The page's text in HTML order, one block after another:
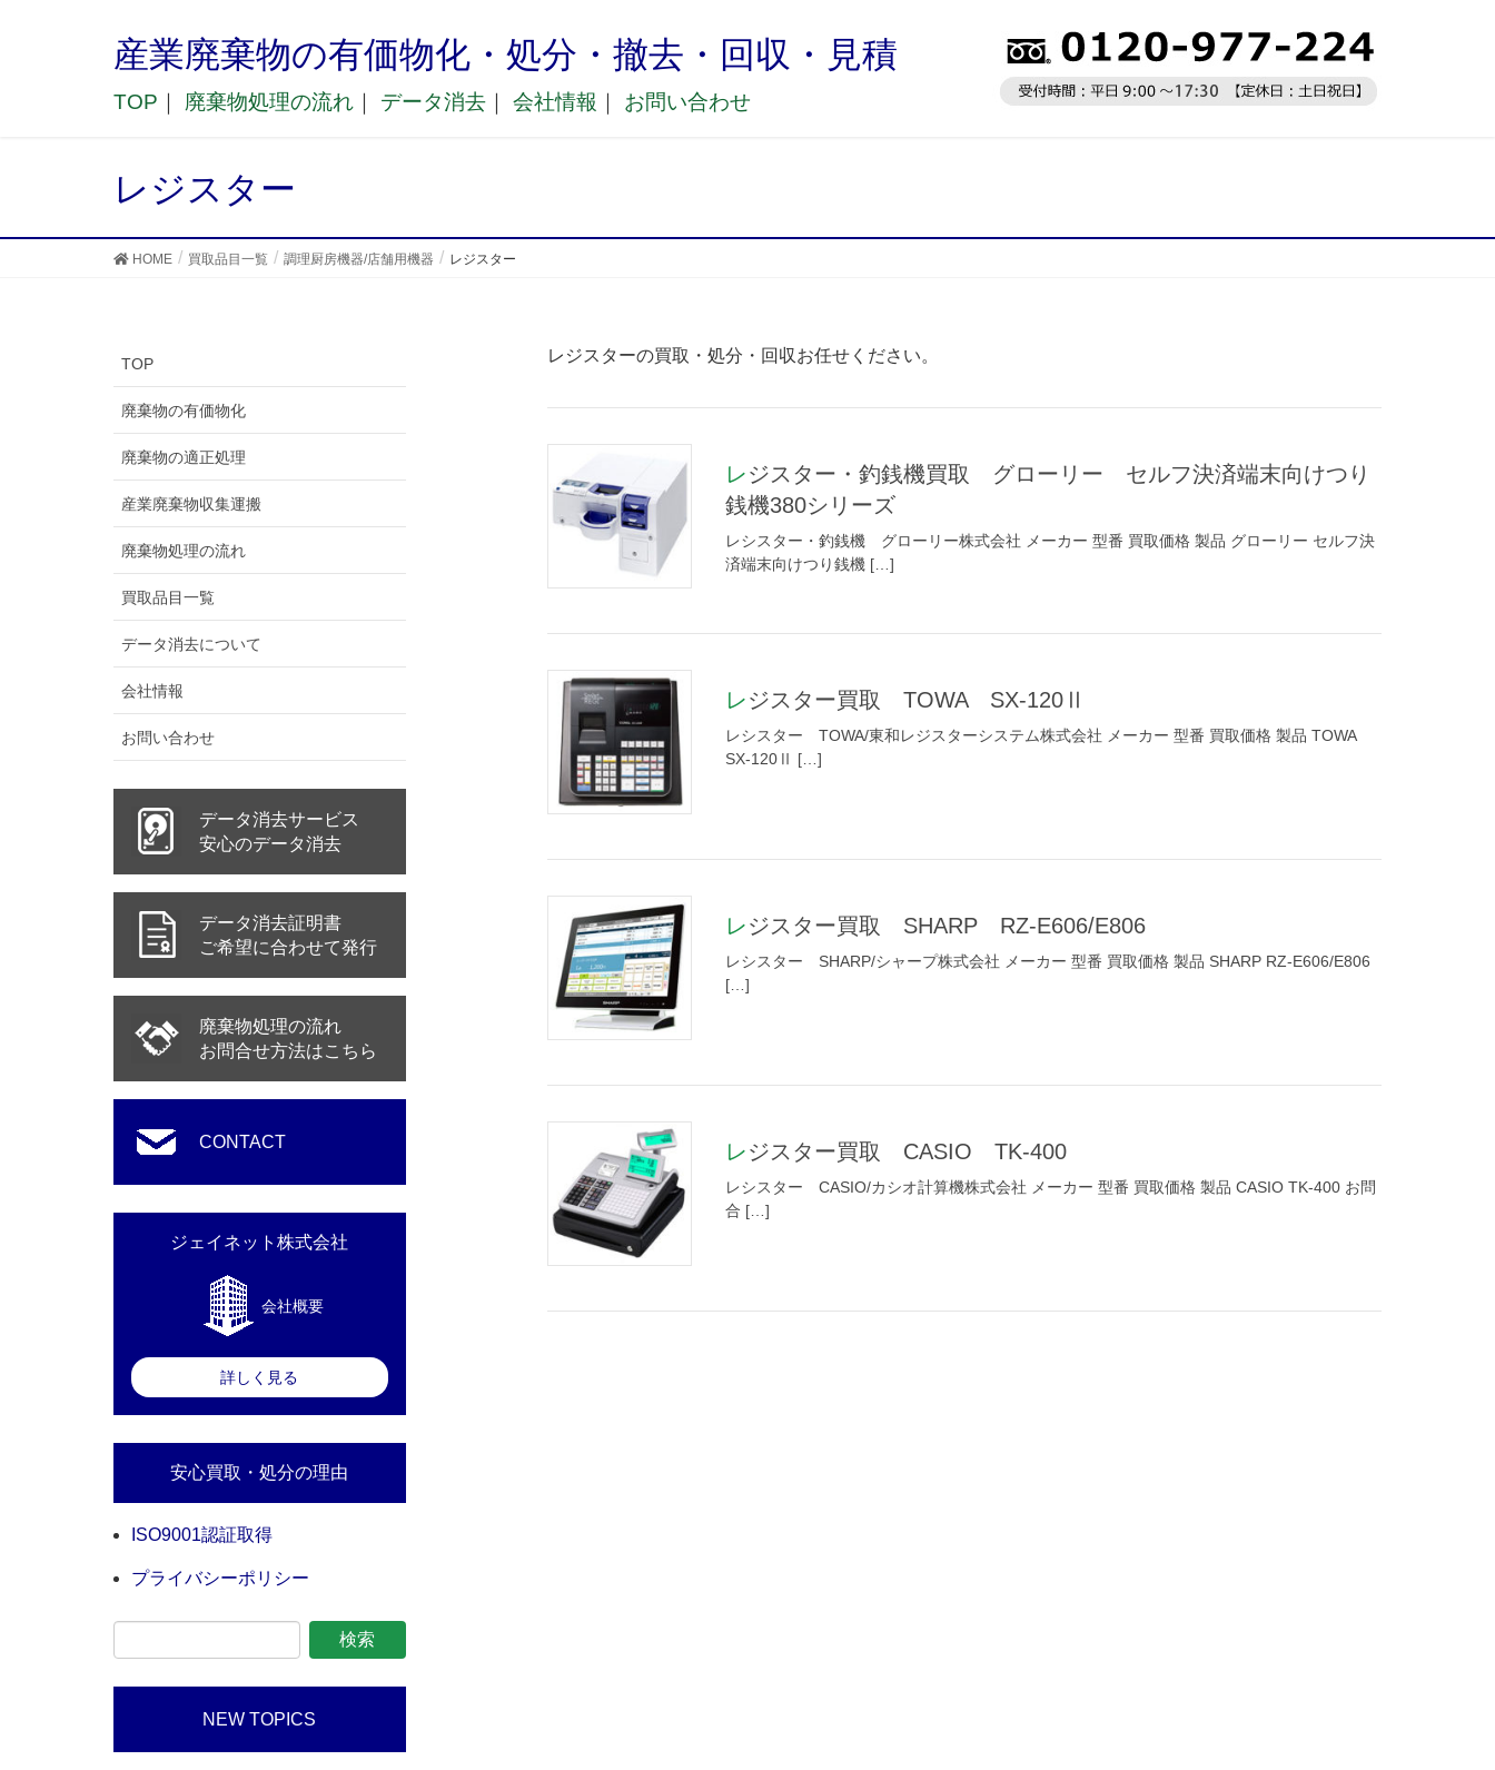
産業廃棄物の有価物化・処分・撤去・回収・見積
TOP 廃棄物処理の流れ データ消去 会社情報 お問い合わせ
レジスター
HOME 買取品目一覧 調理厨房機器/店舗用機器 レジスター
レジスターの買取・処分・回収お任せください。
レジスター・釣銭機買取 グローリー セルフ決済端末向けつり
銭機380シリーズ
レシスター・釣銭機 グローリー株式会社 メーカー 型番 買取価格 製品 グローリー セルフ決
済端末向けつり銭機 […]
レジスター買取 TOWA SX-120Ⅱ
レシスター TOWA/東和レジスターシステム株式会社 メーカー 型番 買取価格 製品 TOWA
SX-120Ⅱ […]
レジスター買取 SHARP RZ-E606/E806
レシスター SHARP/シャープ株式会社 メーカー 型番 買取価格 製品 SHARP RZ-E606/E806
[…]
レジスター買取 CASIO TK-400
レシスター CASIO/カシオ計算機株式会社 メーカー 型番 買取価格 製品 CASIO TK-400 お問
合 […]
TOP
廃棄物の有価物化
廃棄物の適正処理
産業廃棄物収集運搬
廃棄物処理の流れ
買取品目一覧
データ消去について
会社情報
お問い合わせ
データ消去サービス
安心のデータ消去
データ消去証明書
ご希望に合わせて発行
廃棄物処理の流れ
お問合せ方法はこちら
CONTACT
ジェイネット株式会社
会社概要
詳しく見る
安心買取・処分の理由
ISO9001認証取得
プライバシーポリシー
NEW TOPICS